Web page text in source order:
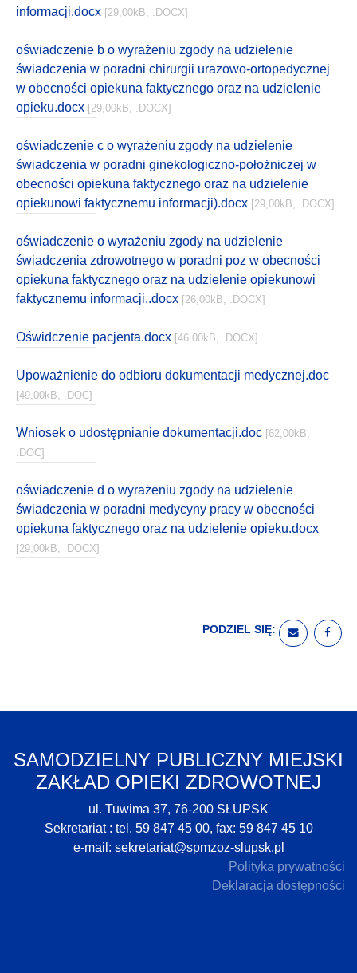
informacji.docx [29,00kB, .DOCX]
oświadczenie b o wyrażeniu zgody na udzielenie
świadczenia w poradni chirurgii urazowo-ortopedycznej
w obecności opiekuna faktycznego oraz na udzielenie
opieku.docx [29,00kB, .DOCX]
oświadczenie c o wyrażeniu zgody na udzielenie
świadczenia w poradni ginekologiczno-położniczej w
obecności opiekuna faktycznego oraz na udzielenie
opiekunowi faktycznemu informacji).docx [29,00kB, .DOCX]
oświadczenie o wyrażeniu zgody na udzielenie
świadczenia zdrowotnego w poradni poz w obecności
opiekuna faktycznego oraz na udzielenie opiekunowi
faktycznemu informacji..docx [26,00kB, .DOCX]
Oświdczenie pacjenta.docx [46,00kB, .DOCX]
Upoważnienie do odbioru dokumentacji medycznej.doc
[49,00kB, .DOC]
Wniosek o udostępnianie dokumentacji.doc [62,00kB,
.DOC]
oświadczenie d o wyrażeniu zgody na udzielenie
świadczenia w poradni medycyny pracy w obecności
opiekuna faktycznego oraz na udzielenie opieku.docx
[29,00kB, .DOCX]
PODZIEL SIĘ:
WYŚLIJ
SAMODZIELNY PUBLICZNY MIEJSKI
ZAKŁAD OPIEKI ZDROWOTNEJ
ul. Tuwima 37, 76-200 SŁUPSK
Sekretariat : tel. 59 847 45 00, fax: 59 847 45 10
e-mail: sekretariat@spmzoz-slupsk.pl
Polityka prywatności
Deklaracja dostępności